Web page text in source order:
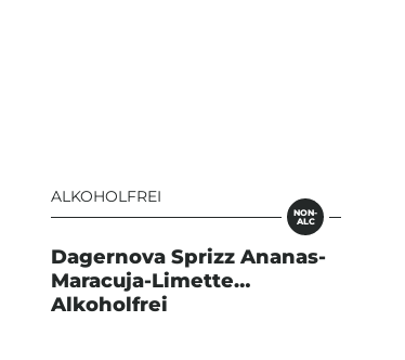
ALKOHOLFREI
NON-
ALC
Dagernova Sprizz Ananas-
Maracuja-Limette
Alkoholfrei